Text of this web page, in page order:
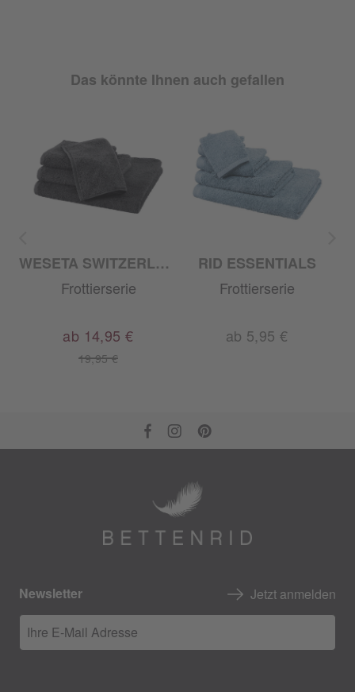
Das könnte Ihnen auch gefallen
WESETA SWITZERLAND
Frottierserie
19,95 €
ab 14,95 €
RID ESSENTIALS
Frottierserie
ab 5,95 €
Newsletter Jetzt anmelden
Ihre E-Mail Adresse